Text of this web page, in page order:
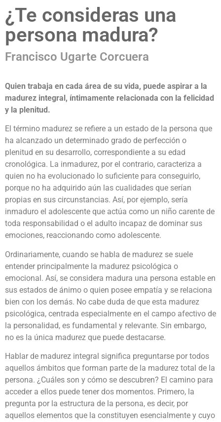
¿Te consideras una
persona madura?
Francisco Ugarte Corcuera
Quien trabaja en cada área de su vida, puede aspirar a la
madurez integral, íntimamente relacionada con la felicidad
y la plenitud.
El término madurez se refiere a un estado de la persona que
ha alcanzado un determinado grado de perfección o
plenitud en su desarrollo, correspondiente a su edad
cronológica. La inmadurez, por el contrario, caracteriza a
quien no ha evolucionado lo suficiente para conseguirlo,
porque no ha adquirido aún las cualidades que serían
propias en sus circunstancias. Así, por ejemplo, sería
inmaduro el adolescente que actúa como un niño carente de
toda responsabilidad o el adulto incapaz de dominar sus
emociones, reaccionando como adolescente.
Ordinariamente, cuando se habla de madurez se suele
entender principalmente la madurez psicológica o
emocional. Así, se considera madura una persona estable en
sus estados de ánimo o quien posee empatía y se relaciona
bien con los demás. No cabe duda de que esta madurez
psicológica, centrada especialmente en el campo afectivo de
la personalidad, es fundamental y relevante. Sin embargo,
no es la única madurez que puede destacarse.
Hablar de madurez integral significa preguntarse por todos
aquellos ámbitos que forman parte de la madurez total de la
persona. ¿Cuáles son y cómo se descubren? El camino para
acceder a ellos puede tener dos momentos. Primero, la
pregunta por la estructura de la persona, es decir, por
aquellos elementos que la constituyen esencialmente y cuyo